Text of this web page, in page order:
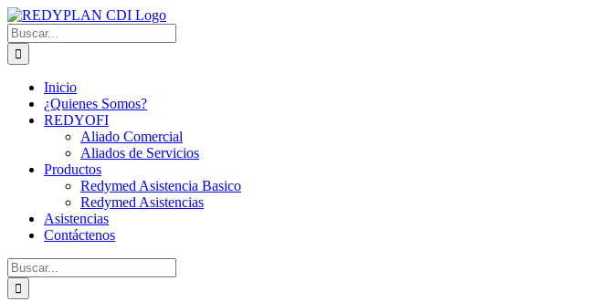
Saltar
al
contenido
Facebook
X
Instagram
Buscar:
Inicio
¿Quienes Somos?
REDYOFI
Aliado Comercial
Aliados de Servicios
Productos
Redymed Asistencia Basico
Redymed Asistencias
Asistencias
Contáctenos
Buscar: